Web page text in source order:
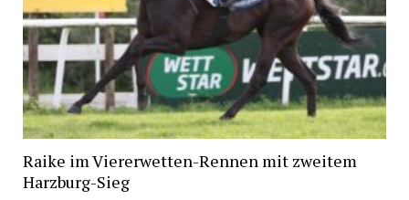
Raike im Viererwetten-Rennen mit zweitem
Harzburg-Sieg